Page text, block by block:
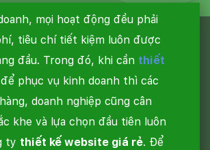
mọi hoạt động đều phải
tiêu chí tiết kiệm luôn được
đầu. Trong đó, khi cần thiết
để phục vụ kinh doanh thì các
doanh nghiệp cũng cân
khe và lựa chọn đầu tiên luôn
ty thiết kế website giá rẻ. Để